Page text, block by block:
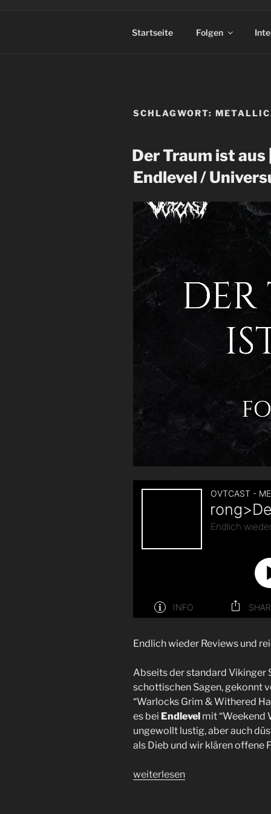
Startseite Folgen
SCHLAGWORT:
Der Traum ist aus
Endlevel /
Endlich wieder Reviews und
Abseits der standard Vikinger
schottischen Sagen, gekonnt
“Warlocks Grim & Withered
es bei Endlevel mit “Weekend
ungewollt lustig, aber auch
als Dieb und wir klären offene
„Der
weiterlesen